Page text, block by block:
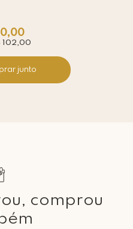
102,00
junto
comprou